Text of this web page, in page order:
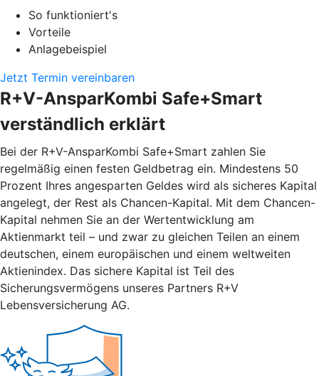
So funktioniert's
Vorteile
Anlagebeispiel
Jetzt Termin vereinbaren
R+V-AnsparKombi Safe+Smart
verständlich erklärt
Bei der R+V-AnsparKombi Safe+Smart zahlen Sie
regelmäßig einen festen Geldbetrag ein. Mindestens 50
Prozent Ihres angesparten Geldes wird als sicheres Kapital
angelegt, der Rest als Chancen-Kapital. Mit dem Chancen-
Kapital nehmen Sie an der Wertentwicklung am
Aktienmarkt teil – und zwar zu gleichen Teilen an einem
deutschen, einem europäischen und einem weltweiten
Aktienindex. Das sichere Kapital ist Teil des
Sicherungsvermögens unseres Partners R+V
Lebensversicherung AG.